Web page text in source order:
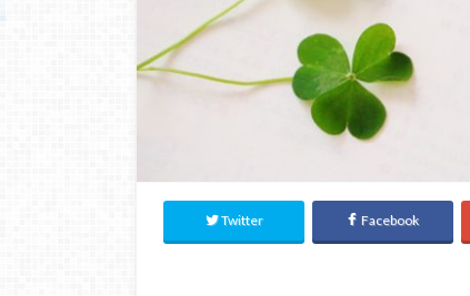
Twitter Facebook